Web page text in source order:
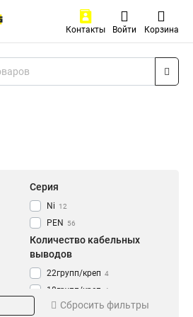
Контакты Войти Корзина
Серия
Ni 12
PEN 56
Количество кабельных
выводов
22групп/креп 4
18групп/креп 4
4группы/креп 4
Сбросить фильтры